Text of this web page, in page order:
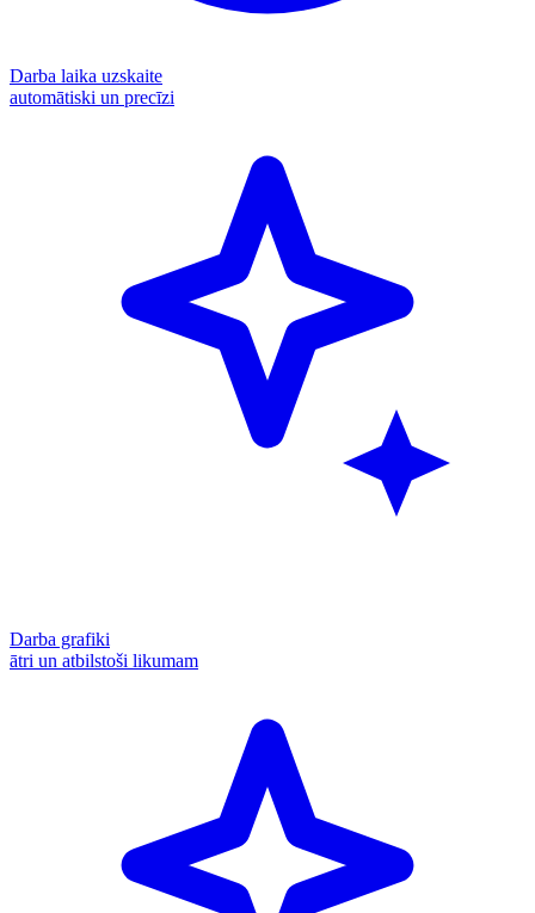
Darba laika uzskaite
automātiski un precīzi
Darba grafiki
ātri un atbilstoši likumam